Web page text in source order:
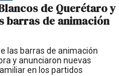
de Querétaro y
barras de animación
las barras de animación
y anunciaron nuevas
en los partidos